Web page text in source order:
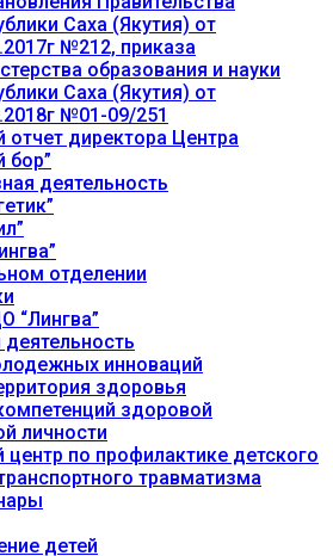
Саха (Якутия) от
№212, приказа
образования и науки
Саха (Якутия) от
№01-09/251
отчет директора Центра
бор”
деятельность
отделении
“Лингва”
инноваций
здоровья
здоровой
личности
центр по профилактике детского
травматизма
детей